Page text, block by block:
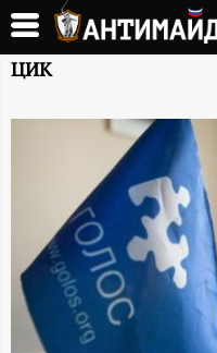
Перейти
основному
А
Н
М
А
ЦИК